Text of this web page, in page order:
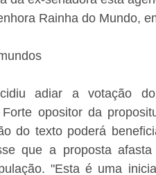
Rainha do Mundo,
adiar a votação
Forte opositor da
do texto poderá
que a proposta
"Esta é uma